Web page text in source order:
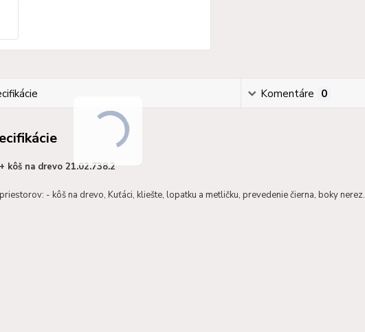
Komentáre 0
kôš na drevo 21.02.738.2
- kôš na drevo, Kuťáci, kliešte, lopatku a metličku, prevedenie čierna, boky nerez.